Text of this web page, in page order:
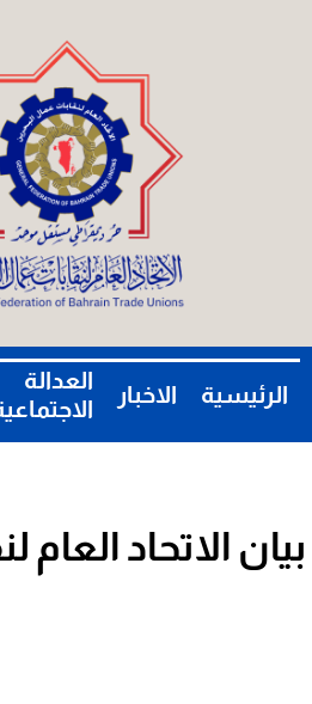
الرئيسية الاخبار
العدالة